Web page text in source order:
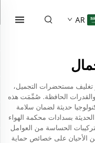
AR
تغليف مستحضرات التجميل،
والقدرات الحافظة. صُمِّمَت هذه
حديثة لضمان سلامة
بسدادات محكمة الهواء
الحساسة من العوامل
الأحيان على خصائص حماية